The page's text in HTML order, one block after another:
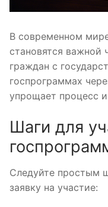
В современном
становятся важной
граждан с
госпрограммах
упрощает процесс
Шаги для
Следуйте простым
заявку на участие: